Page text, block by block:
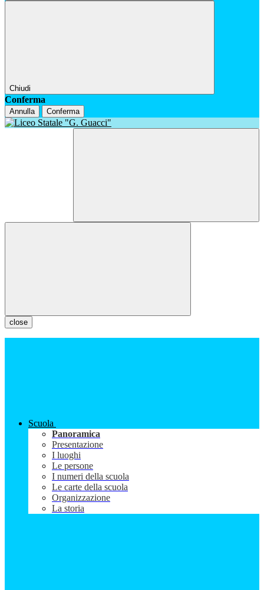
Chiudi
Conferma
Annulla Conferma
close
Scuola
Panoramica
Presentazione
I luoghi
Le persone
I numeri della scuola
Le carte della scuola
Organizzazione
La storia